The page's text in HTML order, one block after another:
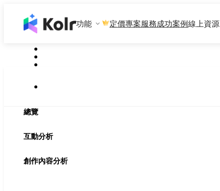
功能 定價專案服務成功案例線上資源
總覽
互動分析
創作內容分析